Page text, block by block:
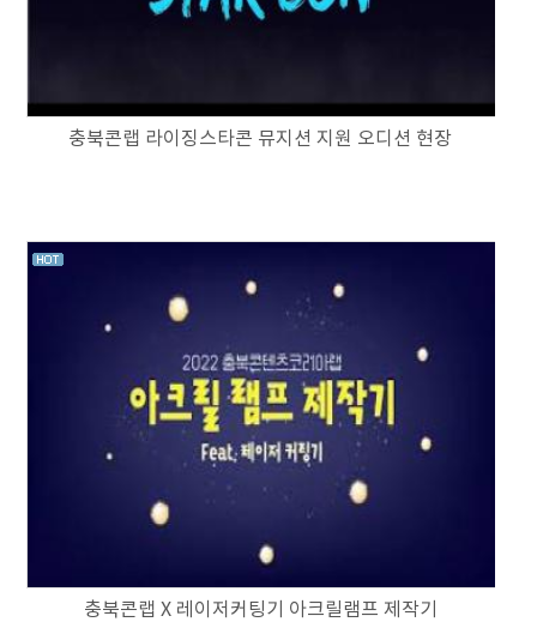
충북콘랩 라이징스타콘 뮤지션 지원 오디션 현장
충북콘랩 X 레이저커팅기 아크릴램프 제작기